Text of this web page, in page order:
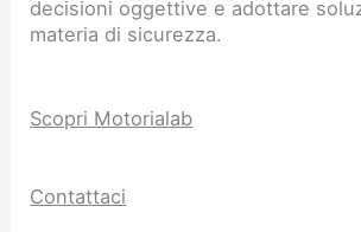
decisioni oggettive e adottare
materia di sicurezza.
Scopri Motorialab
Contattaci